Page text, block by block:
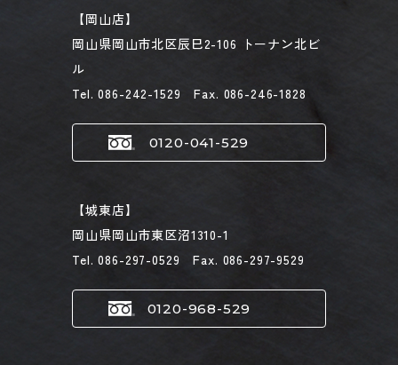
【岡山店】
岡山県岡山市北区辰巳2-106 トーナン北ビ
ル
Tel. 086-242-1529 Fax. 086-246-1828
0120-041-529
【城東店】
岡山県岡山市東区沼1310-1
Tel. 086-297-0529 Fax. 086-297-9529
0120-968-529